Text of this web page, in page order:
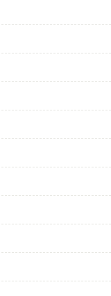
写文不容易,盗
欢可以不看,但
！